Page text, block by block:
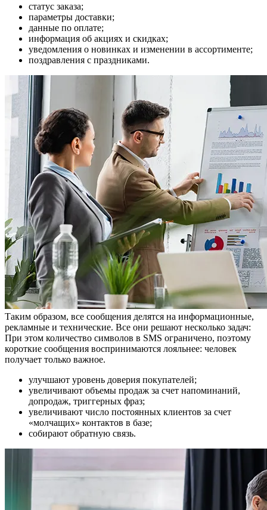
статус заказа;
параметры доставки;
данные по оплате;
информация об акциях и скидках;
уведомления о новинках и изменении в ассортименте;
поздравления с праздниками.
Таким образом, все сообщения делятся на информационные,
рекламные и технические. Все они решают несколько задач:
При этом количество символов в SMS ограничено, поэтому
короткие сообщения воспринимаются лояльнее: человек
получает только важное.
улучшают уровень доверия покупателей;
увеличивают объемы продаж за счет напоминаний,
допродаж, триггерных фраз;
увеличивают число постоянных клиентов за счет
«молчащих» контактов в базе;
собирают обратную связь.